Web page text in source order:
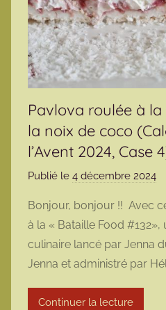
Pavlova roulée à
la noix de coco
l’Avent 2024, Case
Publié le 4 décembre 2024
r
m
a
r
Bonjour, bonjour !! Avec
à la « Bataille Food #132»,
culinaire lancé par Jenna
Jenna et administré par
Continuer la lecture